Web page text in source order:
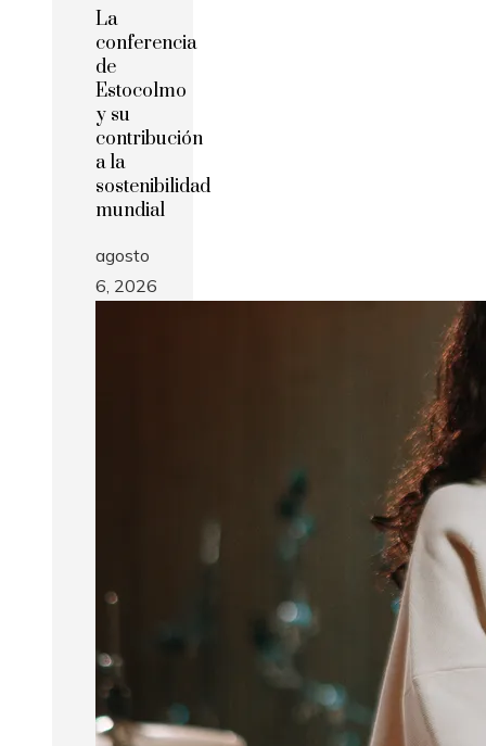
La
conferencia
de
Estocolmo
y su
contribución
a la
sostenibilidad
mundial
agosto
6, 2026